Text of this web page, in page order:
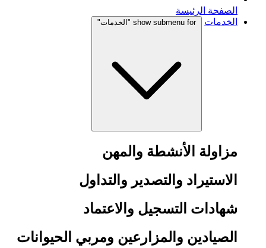
الصفحة الرئيسة
الخدمات
show submenu for "الخدمات"
مزاولة الأنشطة والمهن
الاستيراد والتصدير والتداول
شهادات التسجيل والاعتماد
الصيادين والمزارعين ومربي الحيوانات